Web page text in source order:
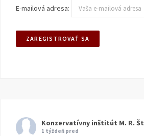
E-mailová adresa:
Konzervatívny inštitút M. R.
1 týždeň pred